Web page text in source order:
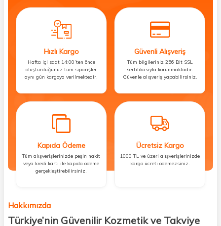
Hızlı Kargo
Hafta içi saat 14:00’ten önce
oluşturduğunuz tüm siparişler
aynı gün kargoya verilmektedir.
Güvenli Alışveriş
Tüm bilgileriniz 256 Bit SSL
sertifikasıyla korunmaktadır.
Güvenle alışveriş yapabilirsiniz.
Kapıda Ödeme
Tüm alışverişlerinizde peşin nakit
veya kredi kartı ile kapıda ödeme
gerçekleştirebilirsiniz.
Ücretsiz Kargo
1000 TL ve üzeri alışverişlerinizde
kargo ücreti ödemezsiniz.
Hakkımızda
Türkiye’nin Güvenilir Kozmetik ve Takviye